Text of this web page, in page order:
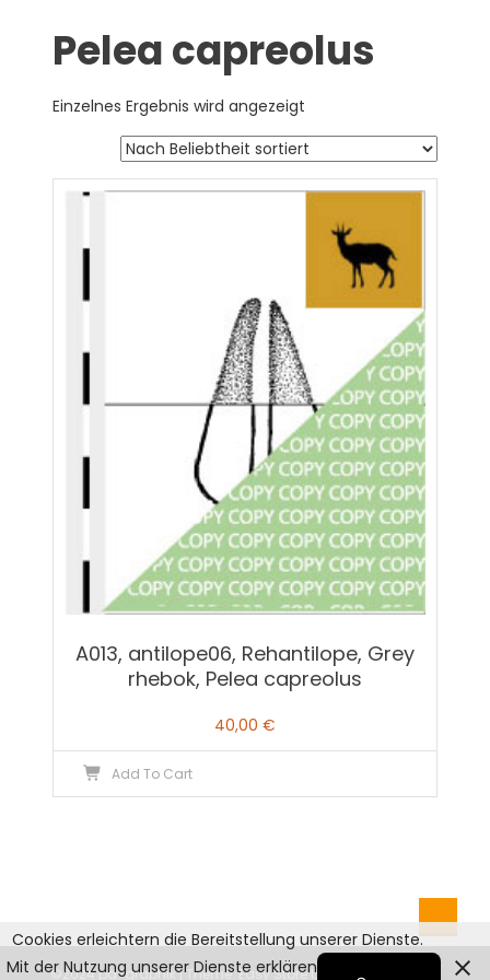
Pelea capreolus
Einzelnes Ergebnis wird angezeigt
A013, antilope06, Rehantilope, Grey
rhebok, Pelea capreolus
40,00 €
Add To Cart
©2024 pd-graphik|Theme: Easy Store by Mystery Themes
English
Cookies erleichtern die Bereitstellung unserer Dienste.
Mit der Nutzung unserer Dienste erklären Sie sich damit